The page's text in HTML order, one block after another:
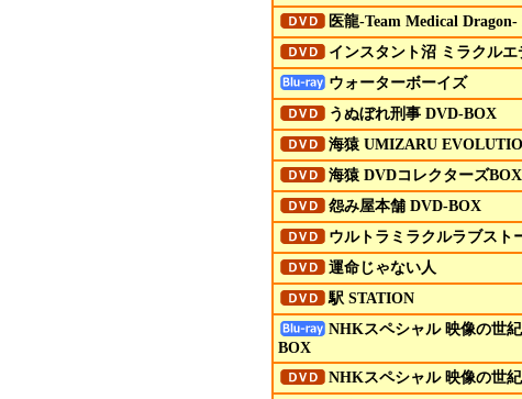
医龍-Team Medical
インスタント沼 ミラクル
ウォーターボーイズ
うぬぼれ刑事 DVD-BOX
海猿 UMIZARU
海猿 DVDコレクターズBOX
怨み屋本舗 DVD-BOX
ウルトラミラクルラブスト
運命じゃない人
駅 STATION
NHKスペシャル 映像の世
BOX
NHKスペシャル 映像の世